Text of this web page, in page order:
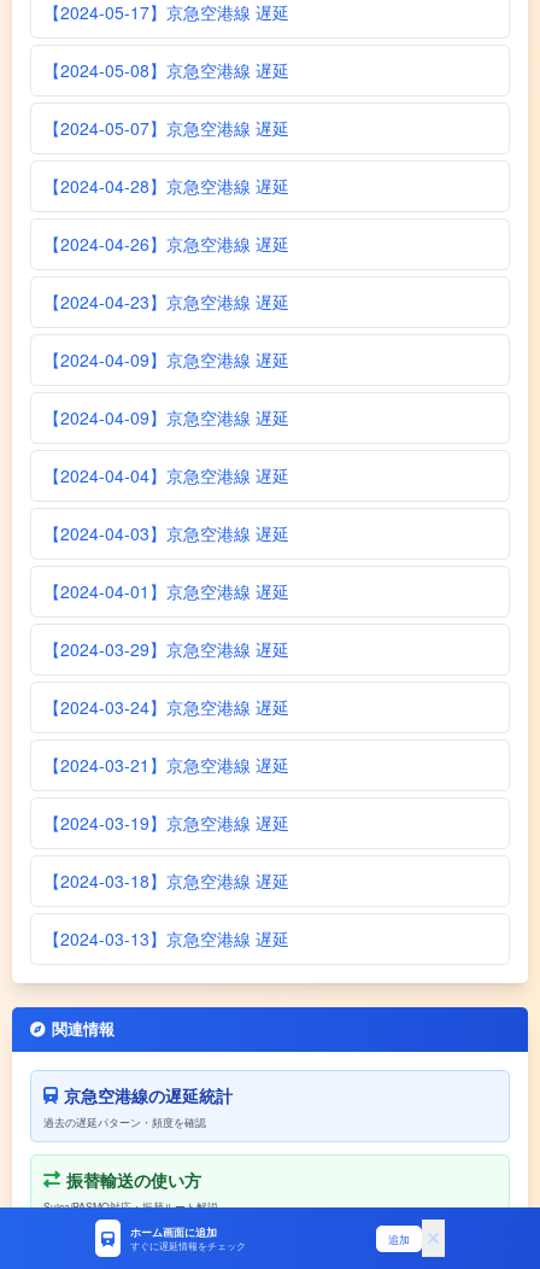
【2024-05-17】京急空港線 遅延
【2024-05-08】京急空港線 遅延
【2024-05-07】京急空港線 遅延
【2024-04-28】京急空港線 遅延
【2024-04-26】京急空港線 遅延
【2024-04-23】京急空港線 遅延
【2024-04-09】京急空港線 遅延
【2024-04-09】京急空港線 遅延
【2024-04-04】京急空港線 遅延
【2024-04-03】京急空港線 遅延
【2024-04-01】京急空港線 遅延
【2024-03-29】京急空港線 遅延
【2024-03-24】京急空港線 遅延
【2024-03-21】京急空港線 遅延
【2024-03-19】京急空港線 遅延
【2024-03-18】京急空港線 遅延
【2024-03-13】京急空港線 遅延
関連情報
京急空港線の遅延統計
過去の遅延パターン・頻度を確認
振替輸送の使い方
Suica/PASMO対応・振替ルート解説
遅延証明書の取り方
ホーム画面に追加
すぐに遅延情報をチェック 追加